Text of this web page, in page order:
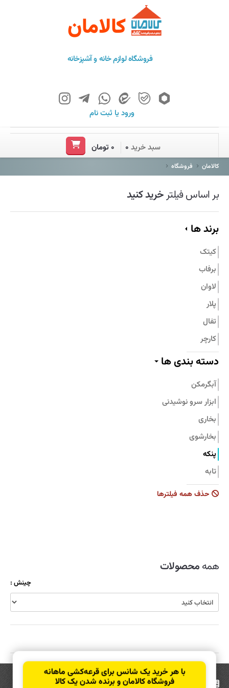
کالامان
فروشگاه لوازم خانه و آشپزخانه
ورودیا ثبت نام
فروشگاه
باشگاه مشتریان
درباره ما
سبد خرید ۰ ۰ تومان
کالامان فروشگاه
بر اساس فیلترخرید کنید
برند ها
کیتک
برفاب
لاوان
پلار
تفال
کارچر
پیلو
بامبوم
نیچی
پارس استیل
جنرال فیت
دسته بندی ها
آبگرمکن
ابزار سرو نوشیدنی
بخاری
بخارشوی
پنکه
تابه
جاروبرقی
ظروف نگهدارنده
قابلمه
قاشق و چنگال
کولر
کتری و قوری
کیک پز
حذف همه فیلترها
همهمحصولات
چینش :
عضویت در خبرنامه
با هر خرید یک شانس برای قرعه‌کشی ماهانه
فروشگاه کالامان و برنده شدن یک کالا